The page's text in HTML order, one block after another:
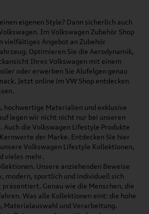
eigenen Style? Dann sicherlich auch
Im Volkswagen Zubehör Shop
vielfältiges Angebot an Zubehör
Optimieren Sie die Aerodynamik,
Ihres Volkswagen mit einem
oder erwerben Sie Alufelgen genau
Jetzt online im VW Shop entdecken
hochwertige Materialien und exklusive
legen wir nicht nicht nur bei unseren
Auch die Volkswagen Lifestyle Produkte
der Marke. Entdecken Sie hier
Volkswagen Lifestyle Kollektionen,
vieles mehr.
Unsere anziehenden Beweise
modern, sportlich und individuell sich
Genau wie die Menschen, die
Was alle Kollektionen eint: die hohe
Materialauswahl und Verarbeitung.